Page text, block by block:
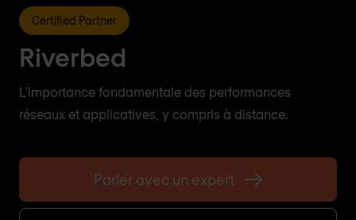
Certified Partner
Riverbed
L'importance fondamentale des performances
réseaux et applicatives, y compris à distance.
Parler avec un expert